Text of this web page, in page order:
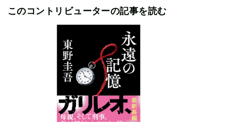
このコントリビューターの記事を読む